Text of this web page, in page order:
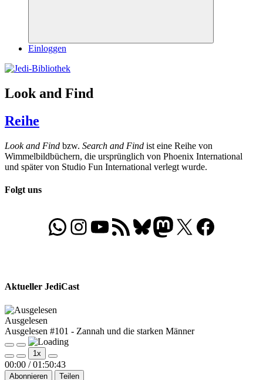
Suchen
Einloggen
Look and Find
Reihe
Look and Find bzw. Search and Find ist eine Reihe von
Wimmelbildbüchern, die ursprünglich von Phoenix International
und später von Studio Fun International verlegt wurde.
Folgt uns
WhatsApp
Folgt uns auf Instagram
Besucht unseren YouTube-Kanal
RSS-FeedBluesky
Folgt uns auf Mastodon
X Folgt uns auf
Aktueller JediCast
Ausgelesen
Ausgelesen #101 - Zannah und die starken Männer
Play
Episode
Pause
Episode
1x
00:00 / 01:50:43
Abonnieren Teilen